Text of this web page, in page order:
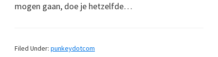
mogen gaan, doe je hetzelfde…
Filed Under: punkeydotcom